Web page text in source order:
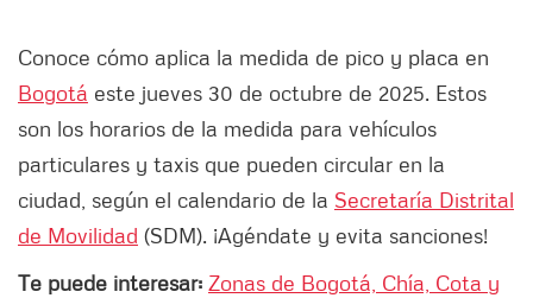
Conoce cómo aplica la medida de pico y placa en
Bogotá este jueves 30 de octubre de 2025. Estos
son los horarios de la medida para vehículos
particulares y taxis que pueden circular en la
ciudad, según el calendario de la Secretaría Distrital
de Movilidad (SDM). ¡Agéndate y evita sanciones!
Te puede interesar: Zonas de Bogotá, Chía, Cota y